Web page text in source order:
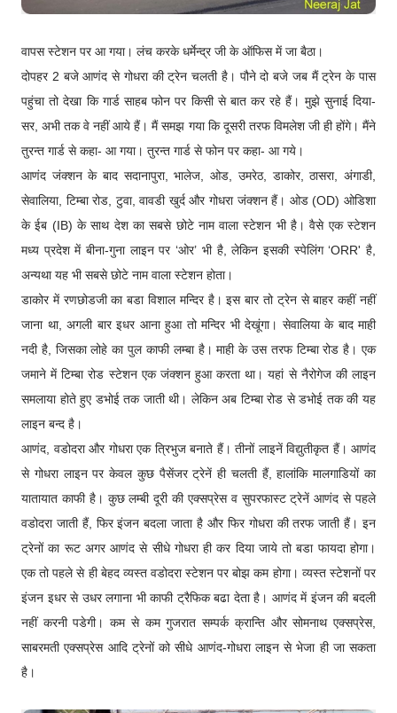
वापस स्टेशन पर आ गया। लंच करके धर्मेन्द्र जी के ऑफिस में जा बैठा।
दोपहर 2 बजे आणंद से गोधरा की ट्रेन चलती है। पौने दो बजे जब मैं ट्रेन के पास
पहुंचा तो देखा कि गार्ड साहब फोन पर किसी से बात कर रहे हैं। मुझे सुनाई दिया-
सर, अभी तक वे नहीं आये हैं। मैं समझ गया कि दूसरी तरफ विमलेश जी ही होंगे। मैंने
तुरन्त गार्ड से कहा- आ गया। तुरन्त गार्ड से फोन पर कहा- आ गये।
आणंद जंक्शन के बाद सदानापुरा, भालेज, ओड, उमरेठ, डाकोर, ठासरा, अंगाडी,
सेवालिया, टिम्बा रोड, टुवा, वावडी खुर्द और गोधरा जंक्शन हैं। ओड (OD) ओडिशा
के ईब (IB) के साथ देश का सबसे छोटे नाम वाला स्टेशन भी है। वैसे एक स्टेशन
मध्य प्रदेश में बीना-गुना लाइन पर ‘ओर’ भी है, लेकिन इसकी स्पेलिंग ‘ORR' है,
अन्यथा यह भी सबसे छोटे नाम वाला स्टेशन होता।
डाकोर में रणछोडजी का बडा विशाल मन्दिर है। इस बार तो ट्रेन से बाहर कहीं नहीं
जाना था, अगली बार इधर आना हुआ तो मन्दिर भी देखूंगा। सेवालिया के बाद माही
नदी है, जिसका लोहे का पुल काफी लम्बा है। माही के उस तरफ टिम्बा रोड है। एक
जमाने में टिम्बा रोड स्टेशन एक जंक्शन हुआ करता था। यहां से नैरोगेज की लाइन
समलाया होते हुए डभोई तक जाती थी। लेकिन अब टिम्बा रोड से डभोई तक की यह
लाइन बन्द है।
आणंद, वडोदरा और गोधरा एक त्रिभुज बनाते हैं। तीनों लाइनें विद्युतीकृत हैं। आणंद
से गोधरा लाइन पर केवल कुछ पैसेंजर ट्रेनें ही चलती हैं, हालांकि मालगाडियों का
यातायात काफी है। कुछ लम्बी दूरी की एक्सप्रेस व सुपरफास्ट ट्रेनें आणंद से पहले
वडोदरा जाती हैं, फिर इंजन बदला जाता है और फिर गोधरा की तरफ जाती हैं। इन
ट्रेनों का रूट अगर आणंद से सीधे गोधरा ही कर दिया जाये तो बडा फायदा होगा।
एक तो पहले से ही बेहद व्यस्त वडोदरा स्टेशन पर बोझ कम होगा। व्यस्त स्टेशनों पर
इंजन इधर से उधर लगाना भी काफी ट्रैफिक बढा देता है। आणंद में इंजन की बदली
नहीं करनी पडेगी। कम से कम गुजरात सम्पर्क क्रान्ति और सोमनाथ एक्सप्रेस,
साबरमती एक्सप्रेस आदि ट्रेनों को सीधे आणंद-गोधरा लाइन से भेजा ही जा सकता
है।